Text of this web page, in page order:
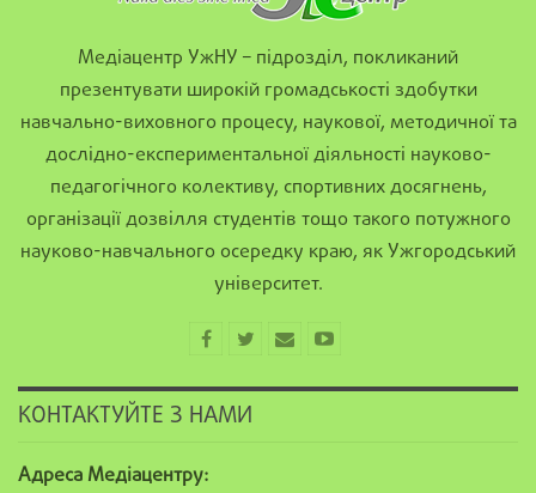
Медіацентр УжНУ – підрозділ, покликаний
презентувати широкій громадськості здобутки
навчально-виховного процесу, наукової, методичної та
дослідно-експериментальної діяльності науково-
педагогічного колективу, спортивних досягнень,
організації дозвілля студентів тощо такого потужного
науково-навчального осередку краю, як Ужгородський
університет.
КОНТАКТУЙТЕ З НАМИ
Адреса Медіацентру: